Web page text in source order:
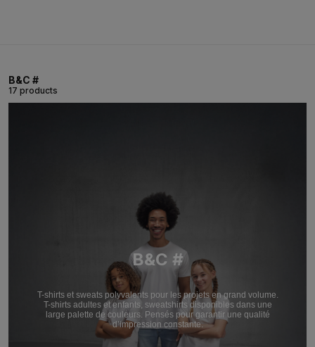
B&C #
17 products
B&C #
T-shirts et sweats polyvalents pour les projets en grand volume.
T-shirts adultes et enfants, sweatshirts disponibles dans une
large palette de couleurs. Pensés pour garantir une qualité
d’impression constante.